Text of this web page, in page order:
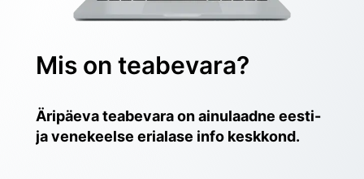
Mis on teabevara?
Äripäeva teabevara on ainulaadne eesti-
ja venekeelse erialase info keskkond.